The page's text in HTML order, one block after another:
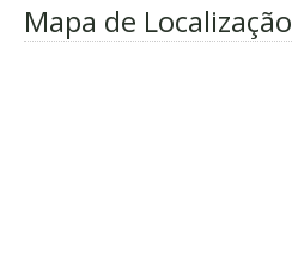
Mapa de Localização